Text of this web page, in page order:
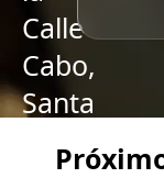
Calle
Cabo,
Santa
Caridad